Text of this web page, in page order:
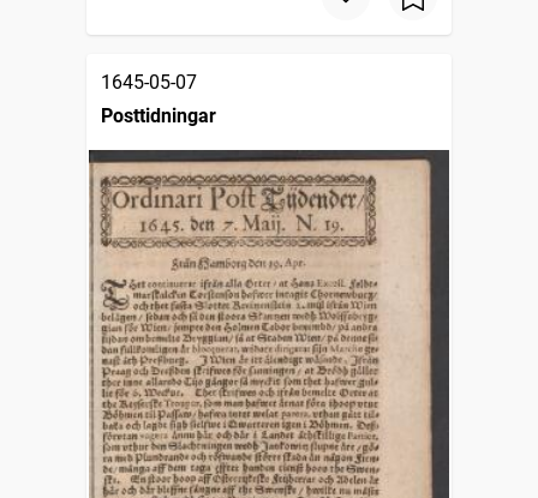
1645-05-07
Posttidningar